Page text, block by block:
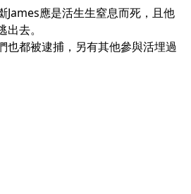
James應是活生生窒息而死，且他
去。
也都被逮捕，另有其他參與活埋過